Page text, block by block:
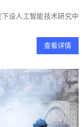
设人工智能技术研究中
查看详情